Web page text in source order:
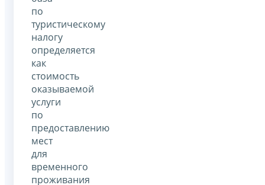
по
туристическому
налогу
определяется
как
стоимость
оказываемой
услуги
по
предоставлению
мест
для
временного
проживания